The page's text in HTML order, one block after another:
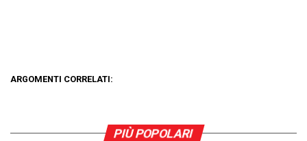
ARGOMENTI CORRELATI:
PIÙ POPOLARI